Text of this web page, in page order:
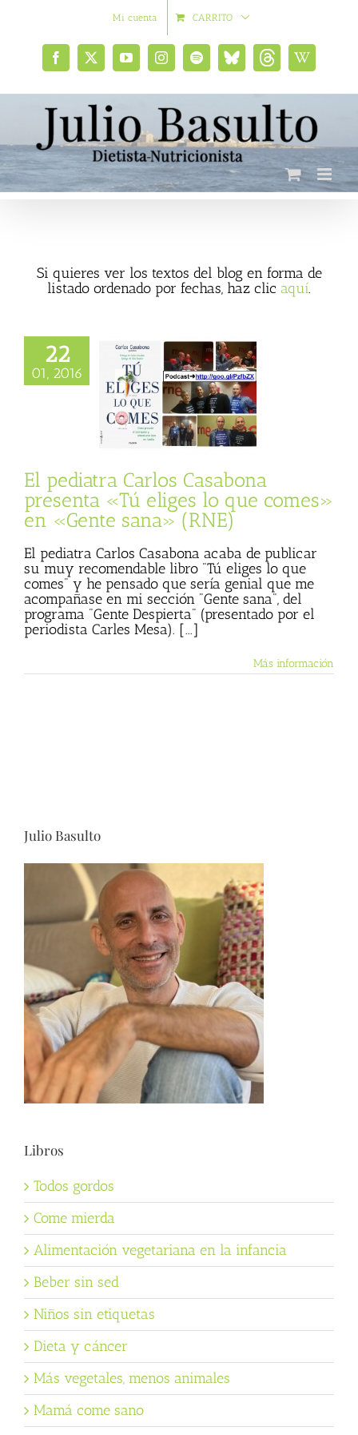
Mi cuenta CARRITO
Facebook
X YouTubeInstagramSpotifyBluesky
social
ThreadsWikipedia
Si quieres ver los textos del blog en forma de
listado ordenado por fechas, haz clic aquí.
22
01, 2016
Carlos
El pediatra Carlos Casabona
presenta «Tú eliges lo que comes»
en «Gente sana» (RNE)
El pediatra Carlos Casabona acaba de publicar
su muy recomendable libro "Tú eliges lo que
comes" y he pensado que sería genial que me
acompañase en mi sección "Gente sana", del
programa "Gente Despierta" (presentado por el
periodista Carles Mesa). [...]
Más información
Julio Basulto
Libros
Todos gordos
Come mierda
Alimentación vegetariana en la infancia
Beber sin sed
Niños sin etiquetas
Dieta y cáncer
Más vegetales, menos animales
Mamá come sano